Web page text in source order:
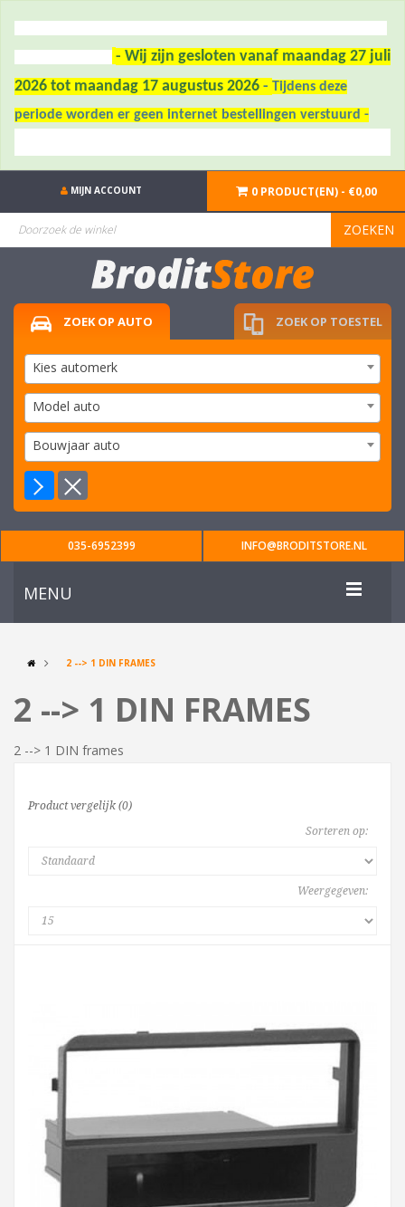
- Wij zijn gesloten vanaf maandag 27 juli
2026 tot maandag 17 augustus 2026 - Tijdens deze
periode worden er geen internet bestellingen verstuurd -
ZOEKEN
MIJN ACCOUNT 0 PRODUCT(EN) - €0,00
ZOEK OP AUTO
Kies automerk
Model auto
Bouwjaar auto
ZOEK OP TOESTEL
035-6952399 INFO@BRODITSTORE.NL
MENU
2 --> 1 DIN FRAMES
2 --> 1 DIN FRAMES
2 --> 1 DIN frames
Product vergelijk (0)
Sorteren op:
Weergegeven: